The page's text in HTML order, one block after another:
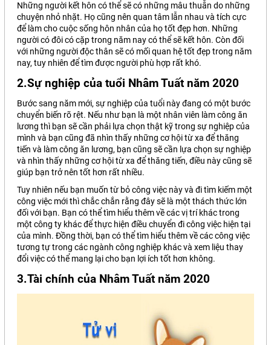
Những người kết hôn có thể sẽ có những mâu thuẫn do những
chuyện nhỏ nhặt. Họ cũng nên quan tâm lẫn nhau và tích cực
để làm cho cuộc sống hôn nhân của họ tốt đẹp hơn. Những
người có đôi có cặp trong năm nay có thể sẽ kết hôn. Còn đối
với những người độc thân sẽ có mối quan hệ tốt đẹp trong năm
nay, tuy nhiên để tìm được người phù hợp rất khó.
2.Sự nghiệp của tuổi Nhâm Tuất năm 2020
Bước sang năm mới, sự nghiệp của tuổi này đang có một bước
chuyển biến rõ rệt. Nếu như bạn là một nhân viên làm công ăn
lương thì bạn sẽ cần phải lựa chọn thật kỹ trong sự nghiệp của
mình và bạn cũng đã nhìn thấy những cơ hội từ xa để thăng
tiến và làm công ăn lương, bạn cũng sẽ cần lựa chọn sự nghiệp
và nhìn thấy những cơ hội từ xa để thăng tiến, điều này cũng sẽ
giúp bạn trở nên tốt hơn rất nhiều.
Tuy nhiên nếu bạn muốn từ bỏ công việc này và đi tìm kiếm một
công việc mới thì chắc chắn rằng đây sẽ là một thách thức lớn
đối với bạn. Bạn có thể tìm hiểu thêm về các vị trí khác trong
một công ty khác để thực hiện điều chuyển đi công việc hiện tại
của mình. Đồng thời, bạn có thể tìm hiểu thêm về các công việc
tương tự trong các ngành công nghiệp khác và xem liệu thay
đổi việc có thể mang lại cho bạn lợi ích tốt hơn không.
3.Tài chính của Nhâm Tuất năm 2020